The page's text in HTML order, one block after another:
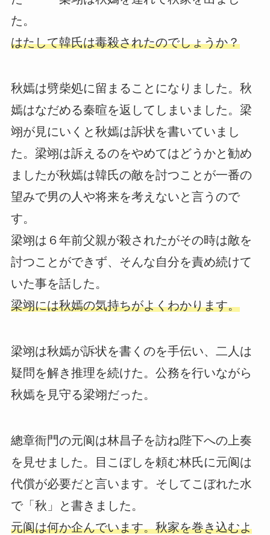
た。
はたして韓氏は毒殺されたのでしょうか？
秋嫣は劈柴処に留まることになりました。秋
嫣はなだめる秦暄を返してしまいました。梁
翊が見にいくと秋嫣は訴状を書いていまし
た。梁翊は訴えるのをやめてはどうかと勧め
ましたが秋嫣は韓氏の敵を討つことが一番の
望みで男の人や将来を考えないと言うので
す。
梁翊は６年前父親が殺されたがその時は敵を
討つことができず、そんな自分を責め続けて
いた事を話した。
梁翊には秋嫣の気持ちがよくわかります。
梁翊は秋嫣が訴状を書くのを手伝い、二人は
疑問を解き推理を続けた。公務を行いながら
秋嫣を見守る梁翊だった。
總章衙門の元阆は林昌子を訪ね陛下への上奏
を見せました。目こぼしを頼む林氏に元阆は
代償が必要だと言います。そしてこぼれた水
で「秋」と書きました。
元阆は何か企んでいます。秋家を巻き込むよ